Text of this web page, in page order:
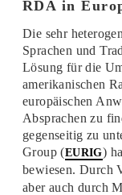
RDA in
Die sehr
Sprachen und
Lösung für die
amerikanischen
europäischen
Absprachen zu
gegenseitig zu
Group (EURIG)
bewiesen. Durch
aber auch durch